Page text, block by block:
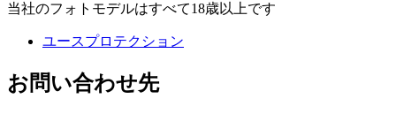
当社のフォトモデルはすべて18歳以上です
ユースプロテクション
お問い合わせ先